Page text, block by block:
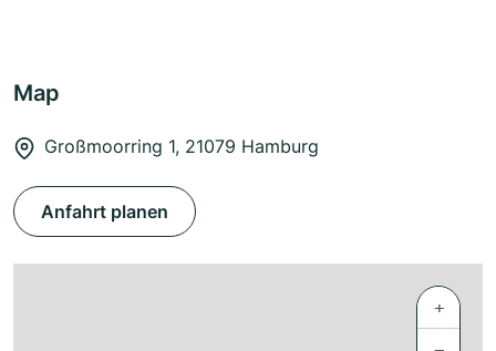
Map
Großmoorring 1, 21079 Hamburg
Anfahrt planen
+